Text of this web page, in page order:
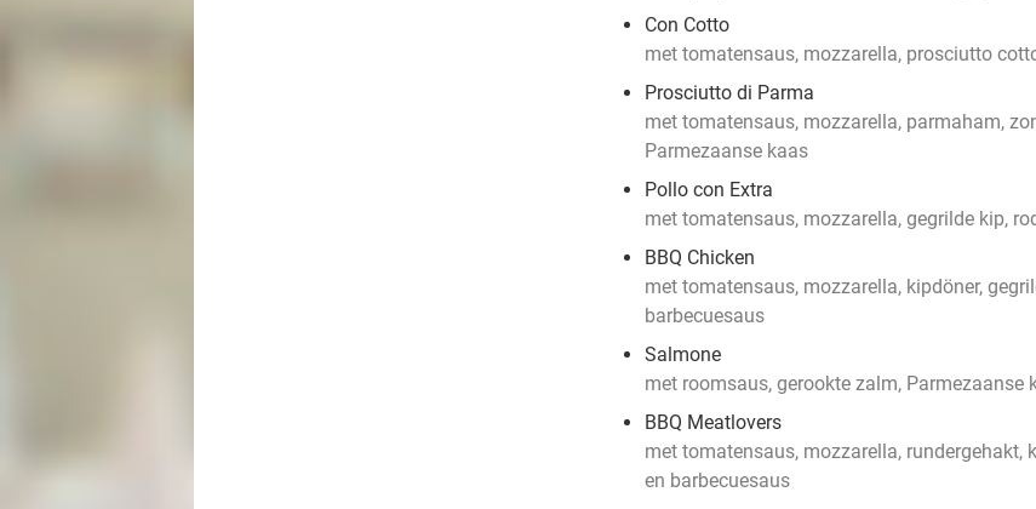
Con Cotto
met tomatensaus, mozzarella, prosciutto
Prosciutto di Parma
met tomatensaus, mozzarella, parmaham,
Parmezaanse kaas
Pollo con Extra
met tomatensaus, mozzarella, gegrilde kip,
BBQ Chicken
met tomatensaus, mozzarella, kipdöner,
barbecuesaus
Salmone
met roomsaus, gerookte zalm, Parmezaanse
BBQ Meatlovers
met tomatensaus, mozzarella, rundergehakt,
en barbecuesaus